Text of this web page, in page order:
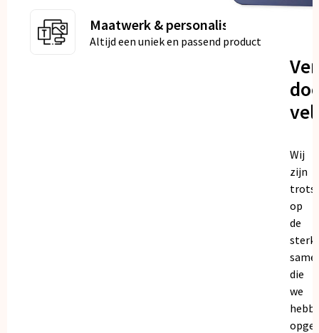
Maatwerk & personalisatie
Altijd een uniek en passend product
Wij
zijn
trots
op
de
die
we